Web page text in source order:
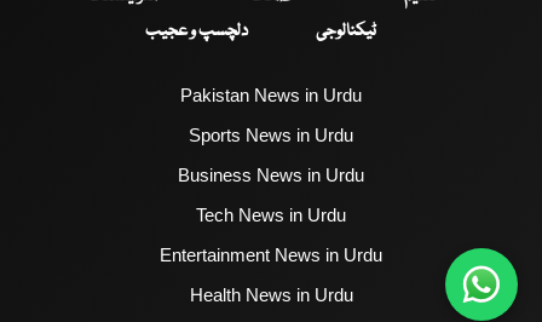
ٹیکنالوجی
دلچسپ و عجیب
Pakistan News in Urdu
Sports News in Urdu
Business News in Urdu
Tech News in Urdu
Entertainment News in Urdu
Health News in Urdu